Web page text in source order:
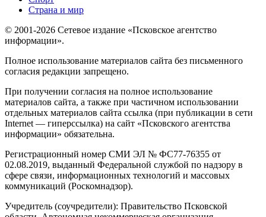
Страна и мир
© 2001-2026 Сетевое издание «Псковское агентство
информации».
Полное использование материалов сайта без письменного
согласия редакции запрещено.
При получении согласия на полное использование
материалов сайта, а также при частичном использовании
отдельных материалов сайта ссылка (при публикации в сети
Internet — гиперссылка) на сайт «Псковского агентства
информации» обязательна.
Регистрационный номер СМИ ЭЛ № ФС77-76355 от
02.08.2019, выданный Федеральной службой по надзору в
сфере связи, информационных технологий и массовых
коммуникаций (Роскомнадзор).
Учредитель (соучредители): Правительство Псковской